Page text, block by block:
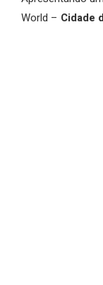
World – Cidade